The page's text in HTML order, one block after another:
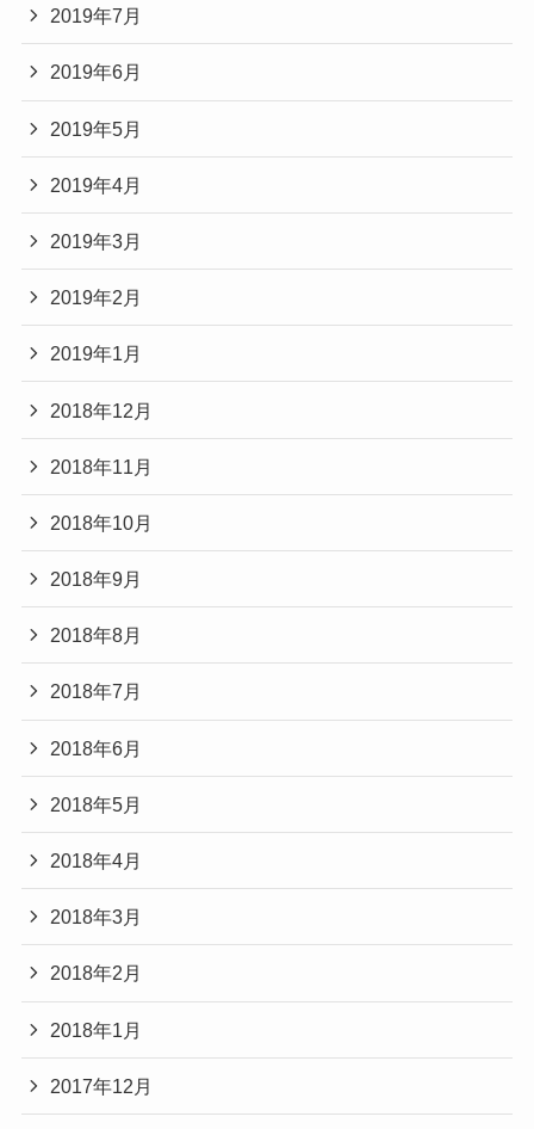
2019年7月
2019年6月
2019年5月
2019年4月
2019年3月
2019年2月
2019年1月
2018年12月
2018年11月
2018年10月
2018年9月
2018年8月
2018年7月
2018年6月
2018年5月
2018年4月
2018年3月
2018年2月
2018年1月
2017年12月